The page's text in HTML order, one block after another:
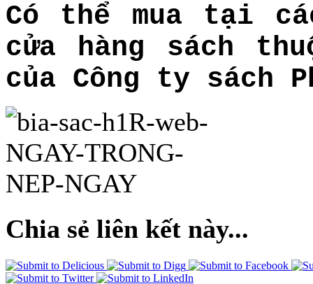
Có thể mua tại
cửa hàng sách
của Công ty sách
Chia sẻ liên kết này...